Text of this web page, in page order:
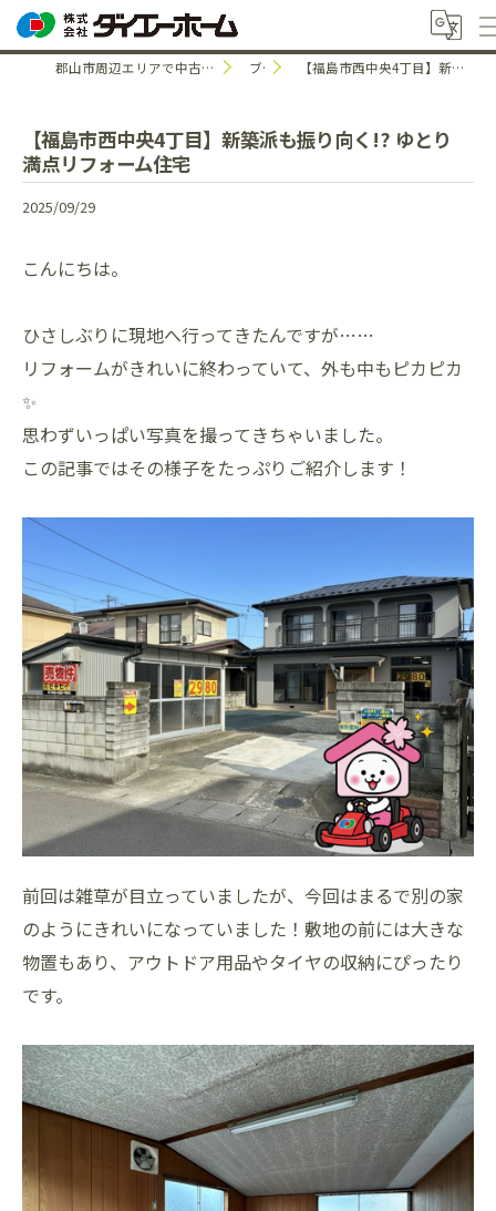
郡山市周辺エリアで中古住宅のことなら株式会社ダイエーホーム ブログ 【福島市西中央4丁目】新築派も振り向く!? ゆとり満点リフォーム住宅
【福島市西中央4丁目】新築派も振り向く!? ゆとり
満点リフォーム住宅
2025/09/29
こんにちは。
ひさしぶりに現地へ行ってきたんですが……
リフォームがきれいに終わっていて、外も中もピカピカ
✨
思わずいっぱい写真を撮ってきちゃいました。
この記事ではその様子をたっぷりご紹介します！
前回は雑草が目立っていましたが、今回はまるで別の家
のようにきれいになっていました！敷地の前には大きな
物置もあり、アウトドア用品やタイヤの収納にぴったり
です。